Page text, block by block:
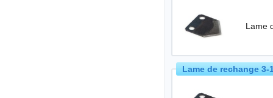
Lame
Lame de rechange